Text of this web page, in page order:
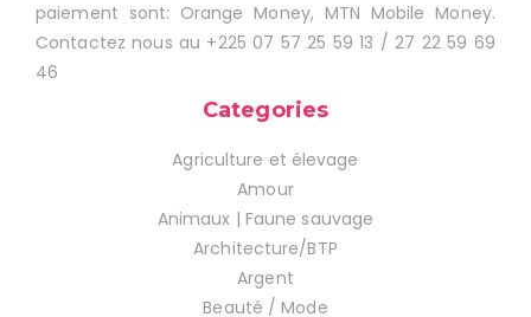
paiement sont: Orange Money, MTN Mobile Money.
Contactez nous au +225 07 57 25 59 13 / 27 22 59 69
46
Categories
Agriculture et élevage
Amour
Animaux | Faune sauvage
Architecture/BTP
Argent
Beauté / Mode